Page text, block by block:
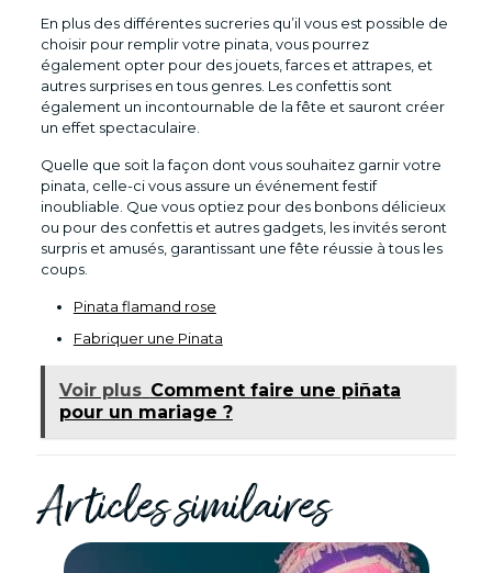
En plus des différentes sucreries qu’il vous est possible de
choisir pour remplir votre pinata, vous pourrez
également opter pour des jouets, farces et attrapes, et
autres surprises en tous genres. Les confettis sont
également un incontournable de la fête et sauront créer
un effet spectaculaire.
Quelle que soit la façon dont vous souhaitez garnir votre
pinata, celle-ci vous assure un événement festif
inoubliable. Que vous optiez pour des bonbons délicieux
ou pour des confettis et autres gadgets, les invités seront
surpris et amusés, garantissant une fête réussie à tous les
coups.
Pinata flamand rose
Fabriquer une Pinata
Voir plus Comment faire une piñata
pour un mariage ?
Articles similaires